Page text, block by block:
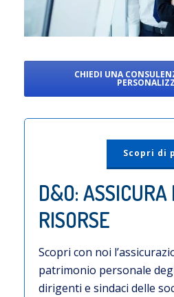
CHIEDI UNA
Scopri di
D&O:
RISORSE
Scopri con noi
patrimonio personale
dirigenti e sindaci delle